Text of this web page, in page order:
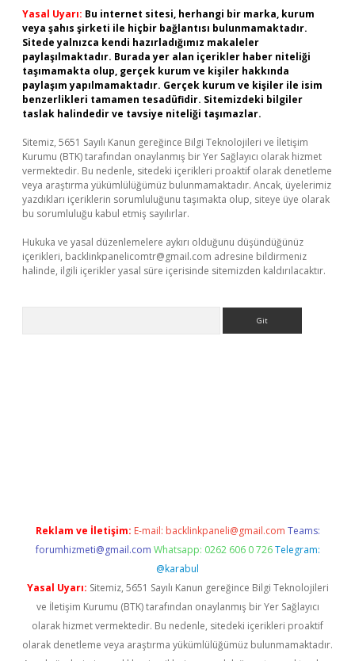
Yasal Uyarı: Bu internet sitesi, herhangi bir marka, kurum
veya şahıs şirketi ile hiçbir bağlantısı bulunmamaktadır.
Sitede yalnızca kendi hazırladığımız makaleler
paylaşılmaktadır. Burada yer alan içerikler haber niteliği
taşımamakta olup, gerçek kurum ve kişiler hakkında
paylaşım yapılmamaktadır. Gerçek kurum ve kişiler ile isim
benzerlikleri tamamen tesadüfidir. Sitemizdeki bilgiler
taslak halindedir ve tavsiye niteliği taşımazlar.
Sitemiz, 5651 Sayılı Kanun gereğince Bilgi Teknolojileri ve İletişim
Kurumu (BTK) tarafından onaylanmış bir Yer Sağlayıcı olarak hizmet
vermektedir. Bu nedenle, sitedeki içerikleri proaktif olarak denetleme
veya araştırma yükümlülüğümüz bulunmamaktadır. Ancak, üyelerimiz
yazdıkları içeriklerin sorumluluğunu taşımakta olup, siteye üye olarak
bu sorumluluğu kabul etmiş sayılırlar.
Hukuka ve yasal düzenlemelere aykırı olduğunu düşündüğünüz
içerikleri, backlinkpanelicomtr@gmail.com adresine bildirmeniz
halinde, ilgili içerikler yasal süre içerisinde sitemizden kaldırılacaktır.
Reklam ve İletişim: E-mail: backlinkpaneli@gmail.com Teams:
forumhizmeti@gmail.com Whatsapp: 0262 606 0 726 Telegram:
@karabul
Yasal Uyarı: Sitemiz, 5651 Sayılı Kanun gereğince Bilgi Teknolojileri
ve İletişim Kurumu (BTK) tarafından onaylanmış bir Yer Sağlayıcı
olarak hizmet vermektedir. Bu nedenle, sitedeki içerikleri proaktif
olarak denetleme veya araştırma yükümlülüğümüz bulunmamaktadır.